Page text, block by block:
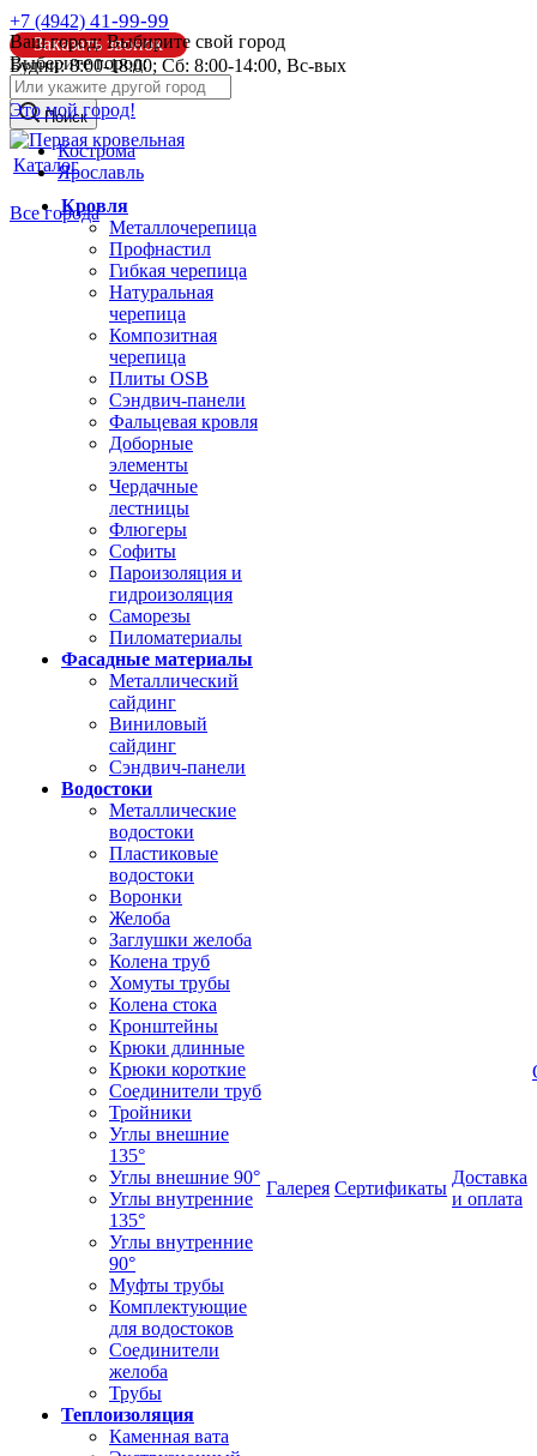
Ваш город: Выбирите свой город
Выберите город:
Это мой город!
Кострома
Ярославль
Все города
+7 (4942) 41-99-99
Заказать звонок
Будни: 8:00-18:00; Сб: 8:00-14:00, Вс-вых
info@pk44.ru
Поиск
Каталог
Кровля
Металлочерепица
Профнастил
Гибкая черепица
Натуральная
черепица
Композитная
черепица
Плиты OSB
Сэндвич-панели
Фальцевая кровля
Доборные
элементы
Чердачные
лестницы
Флюгеры
Софиты
Пароизоляция и
гидроизоляция
Саморезы
Пиломатериалы
Фасадные материалы
Металлический
сайдинг
Виниловый
сайдинг
Сэндвич-панели
Водостоки
Металлические
водостоки
Пластиковые
водостоки
Воронки
Желоба
Заглушки желоба
Колена труб
Хомуты трубы
Колена стока
Кронштейны
Крюки длинные
Крюки короткие
Соединители труб
Тройники
Углы внешние
135°
Углы внешние 90°
Углы внутренние
135°
Углы внутренние
90°
Муфты трубы
Комплектующие
для водостоков
Соединители
желоба
Трубы
Теплоизоляция
Каменная вата
Галерея Сертификаты
Доставка
и оплата